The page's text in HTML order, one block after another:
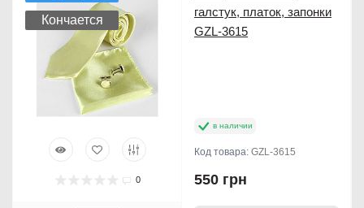
Кончается
0
галстук, платок, запонки
GZL-3615
в наличии
Код товара: GZL-3615
550 грн